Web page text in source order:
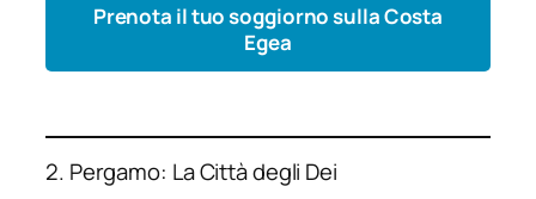
Prenota il tuo soggiorno sulla Costa
Egea
2. Pergamo: La Città degli Dei